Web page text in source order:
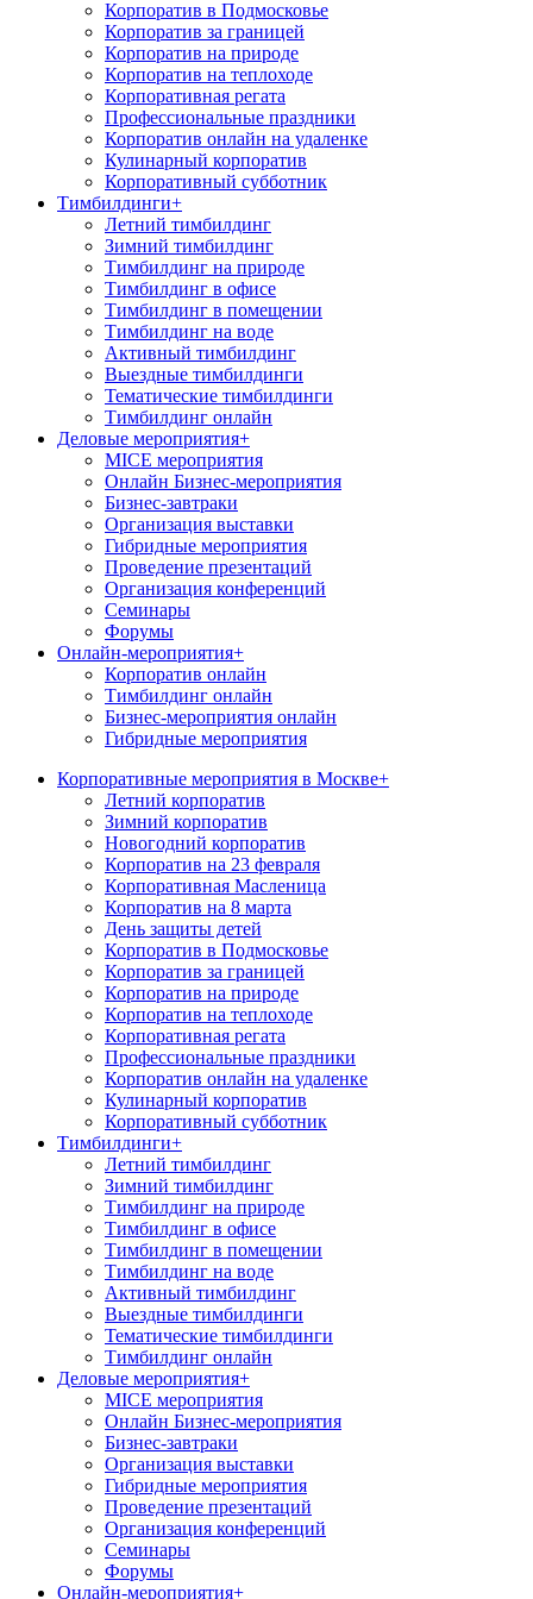
Корпоратив в Подмосковье
Корпоратив за границей
Корпоратив на природе
Корпоратив на теплоходе
Корпоративная регата
Профессиональные праздники
Корпоратив онлайн на удаленке
Кулинарный корпоратив
Корпоративный субботник
Тимбилдинги+
Летний тимбилдинг
Зимний тимбилдинг
Тимбилдинг на природе
Тимбилдинг в офисе
Тимбилдинг в помещении
Тимбилдинг на воде
Активный тимбилдинг
Выездные тимбилдинги
Тематические тимбилдинги
Тимбилдинг онлайн
Деловые мероприятия+
MICE мероприятия
Онлайн Бизнес-мероприятия
Бизнес-завтраки
Организация выставки
Гибридные мероприятия
Проведение презентаций
Организация конференций
Семинары
Форумы
Онлайн-мероприятия+
Корпоратив онлайн
Тимбилдинг онлайн
Бизнес-мероприятия онлайн
Гибридные мероприятия
Корпоративные мероприятия в Москве+
Летний корпоратив
Зимний корпоратив
Новогодний корпоратив
Корпоратив на 23 февраля
Корпоративная Масленица
Корпоратив на 8 марта
День защиты детей
Корпоратив в Подмосковье
Корпоратив за границей
Корпоратив на природе
Корпоратив на теплоходе
Корпоративная регата
Профессиональные праздники
Корпоратив онлайн на удаленке
Кулинарный корпоратив
Корпоративный субботник
Тимбилдинги+
Летний тимбилдинг
Зимний тимбилдинг
Тимбилдинг на природе
Тимбилдинг в офисе
Тимбилдинг в помещении
Тимбилдинг на воде
Активный тимбилдинг
Выездные тимбилдинги
Тематические тимбилдинги
Тимбилдинг онлайн
Деловые мероприятия+
MICE мероприятия
Онлайн Бизнес-мероприятия
Бизнес-завтраки
Организация выставки
Гибридные мероприятия
Проведение презентаций
Организация конференций
Семинары
Форумы
Онлайн-мероприятия+